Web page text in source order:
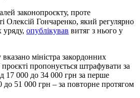
законопроєкту, проте
Олексій Гончаренко, який регулярно
уряду, опублікував витяг з нього у
міністра закордонних
пропонується штрафувати за
17 000 до 34 000 грн за перше
до 51 000 грн – за повторне протягом